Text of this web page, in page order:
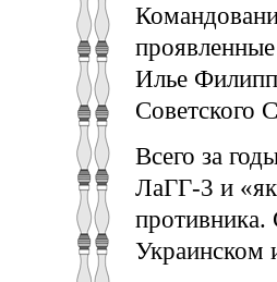
Илье
Советского
Всего за
ЛаГГ-3 и
Украинском